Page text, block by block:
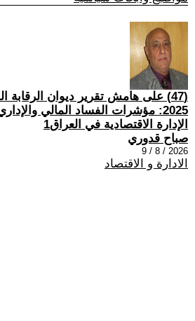
(47) على هامش تقرير ديوان الرقابة
2025: مؤشرات الفساد المالي
الإدارة الاقتصادية في العراق1
صباح قدوري
2026 / 8 / 9
الادارة و الاقتصاد